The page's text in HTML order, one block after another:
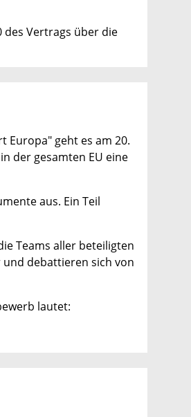
des Vertrags über die
Europa" geht es am 20.
der gesamten EU eine
aus. Ein Teil
Teams aller beteiligten
und debattieren sich von
lautet: